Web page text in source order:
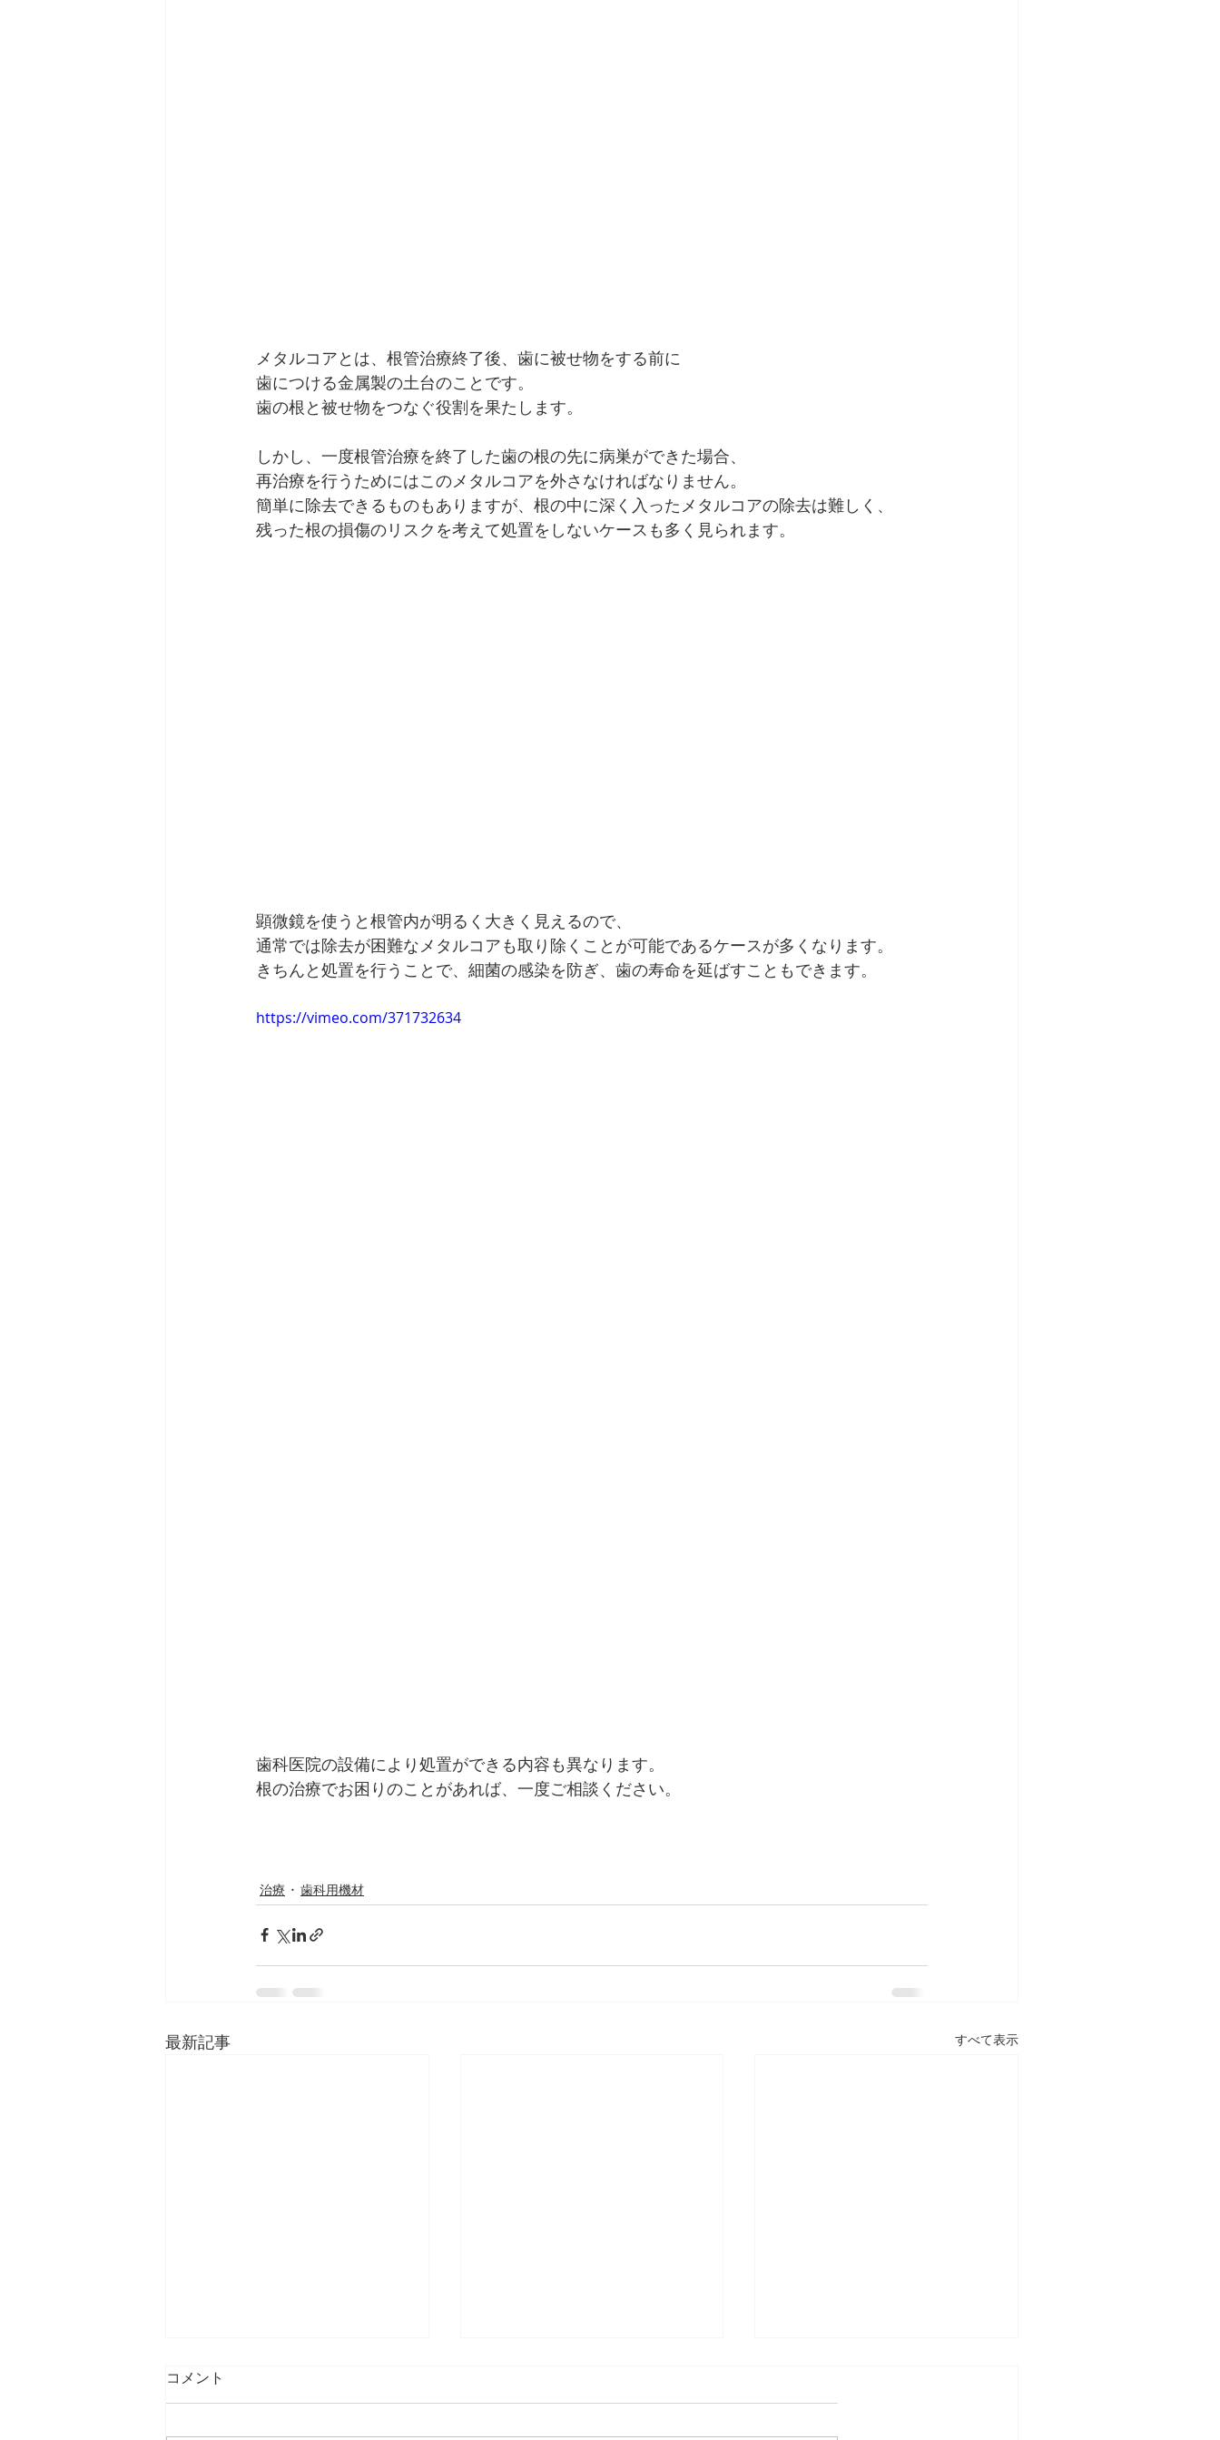
メタルコアとは、根管治療終了後、歯に被せ物をする前に
歯につける金属製の土台のことです。
歯の根と被せ物をつなぐ役割を果たします。
しかし、一度根管治療を終了した歯の根の先に病巣ができた場合、
再治療を行うためにはこのメタルコアを外さなければなりません。
簡単に除去できるものもありますが、根の中に深く入ったメタルコアの除去は難しく、
残った根の損傷のリスクを考えて処置をしないケースも多く見られます。
顕微鏡を使うと根管内が明るく大きく見えるので、
通常では除去が困難なメタルコアも取り除くことが可能であるケースが多くなります。
きちんと処置を行うことで、細菌の感染を防ぎ、歯の寿命を延ばすこともできます。
https://vimeo.com/371732634
歯科医院の設備により処置ができる内容も異なります。
根の治療でお困りのことがあれば、一度ご相談ください。
治療 歯科用機材
最新記事 すべて表示
コメント